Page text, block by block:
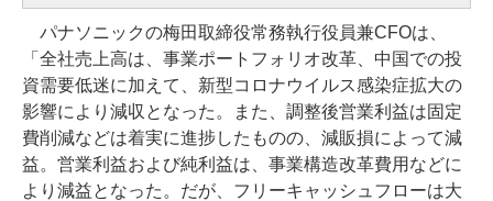
パナソニックの梅田取締役常務執行役員兼CFOは、
「全社売上高は、事業ポートフォリオ改革、中国での投
資需要低迷に加えて、新型コロナウイルス感染症拡大の
影響により減収となった。また、調整後営業利益は固定
費削減などは着実に進捗したものの、減販損によって減
益。営業利益および純利益は、事業構造改革費用などに
より減益となった。だが、フリーキャッシュフローは大